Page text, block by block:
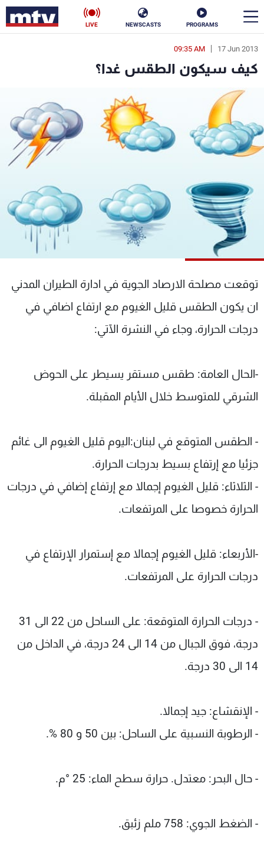
PROGRAMS
NEWSCASTS
LIVE
17 Jun 2013
09:35 AM
كيف سيكون الطقس غدا؟
توقعت مصلحة الارصاد الجوية في ادارة الطيران المدني
ان يكون الطقس قليل الغيوم مع ارتفاع اضافي في
درجات الحرارة، وجاء في النشرة الآتي:
-الحال العامة: طقس مستقر يسيطر على الحوض
الشرقي للمتوسط خلال الأيام المقبلة.
- الطقس المتوقع في لبنان:اليوم قليل الغيوم الى غائم
جزئيا مع إرتفاع بسيط بدرجات الحرارة.
- الثلاثاء: قليل الغيوم إجمالا مع إرتفاع إضافي في درجات
الحرارة خصوصا على المرتفعات.
-الأربعاء: قليل الغيوم إجمالا مع إستمرار الإرتفاع في
درجات الحرارة على المرتفعات.
- درجات الحرارة المتوقعة: على الساحل من 22 الى 31
درجة، فوق الجبال من 14 الى 24 درجة، في الداخل من
14 الى 30 درجة.
- الإنقشاع: جيد إجمالا.
- الرطوبة النسبية على الساحل: بين 50 و 80 %.
- حال البحر: معتدل. حرارة سطح الماء: 25 °م.
- الضغط الجوي: 758 ملم زئبق.
en
الأخبار
سياسة ناس
إقتصاد فن
كأس العالم
البرامج
جدول البرامج
شاهد البرامج
الترددات
عن MTV
وظائف
سياسة الخصوصية